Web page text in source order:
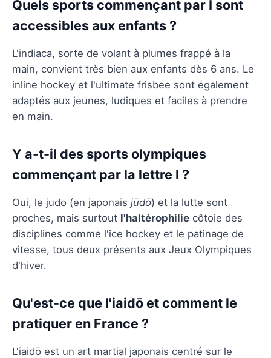
Quels sports commençant par I sont
accessibles aux enfants ?
L'indiaca, sorte de volant à plumes frappé à la
main, convient très bien aux enfants dès 6 ans. Le
inline hockey et l'ultimate frisbee sont également
adaptés aux jeunes, ludiques et faciles à prendre
en main.
Y a-t-il des sports olympiques
commençant par la lettre I ?
Oui, le judo (en japonais jūdō) et la lutte sont
proches, mais surtout l'haltérophilie côtoie des
disciplines comme l'ice hockey et le patinage de
vitesse, tous deux présents aux Jeux Olympiques
d'hiver.
Qu'est-ce que l'iaidō et comment le
pratiquer en France ?
L'iaidō est un art martial japonais centré sur le